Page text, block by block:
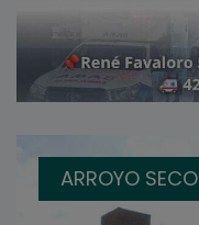
ARROYO SECO